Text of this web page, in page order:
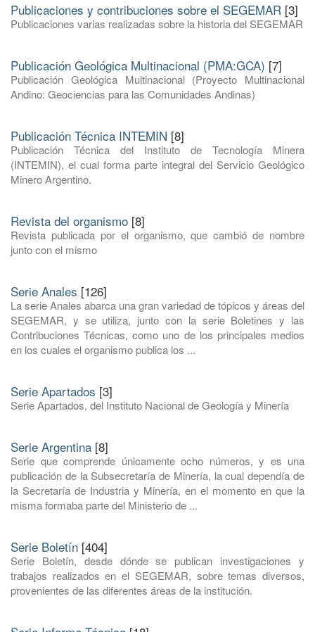
Publicaciones y contribuciones sobre el SEGEMAR [3]
Publicaciones varias realizadas sobre la historia del SEGEMAR
Publicación Geológica Multinacional (PMA:GCA) [7]
Publicación Geológica Multinacional (Proyecto Multinacional
Andino: Geociencias para las Comunidades Andinas)
Publicación Técnica INTEMIN [8]
Publicación Técnica del Instituto de Tecnología Minera
(INTEMIN), el cual forma parte integral del Servicio Geológico
Minero Argentino.
Revista del organismo [8]
Revista publicada por el organismo, que cambió de nombre
junto con el mismo
Serie Anales [126]
La serie Anales abarca una gran variedad de tópicos y áreas del
SEGEMAR, y se utiliza, junto con la serie Boletines y las
Contribuciones Técnicas, como uno de los principales medios
en los cuales el organismo publica los ...
Serie Apartados [3]
Serie Apartados, del Instituto Nacional de Geología y Minería
Serie Argentina [8]
Serie que comprende únicamente ocho números, y es una
publicación de la Subsecretaría de Minería, la cual dependía de
la Secretaría de Industria y Minería, en el momento en que la
misma formaba parte del Ministerio de ...
Serie Boletín [404]
Serie Boletín, desde dónde se publican investigaciones y
trabajos realizados en el SEGEMAR, sobre temas diversos,
provenientes de las diferentes áreas de la institución.